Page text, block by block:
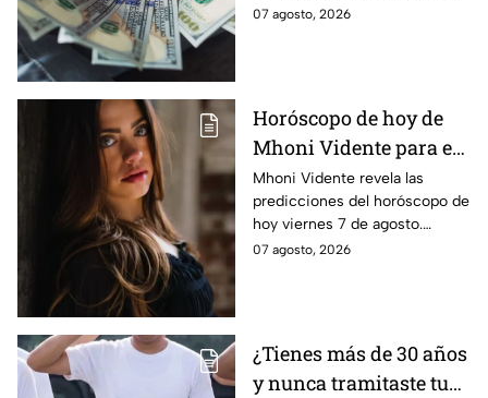
tus cambios, compras y
07 agosto, 2026
Horóscopo de hoy de
Mhoni Vidente para el
viernes 7 de agosto
¡Siente!
Mhoni Vidente revela las
predicciones del horóscopo de
hoy viernes 7 de agosto.
Descubre qué le espera a cada
07 agosto, 2026
¿Tienes más de 30 años
y nunca tramitaste tu